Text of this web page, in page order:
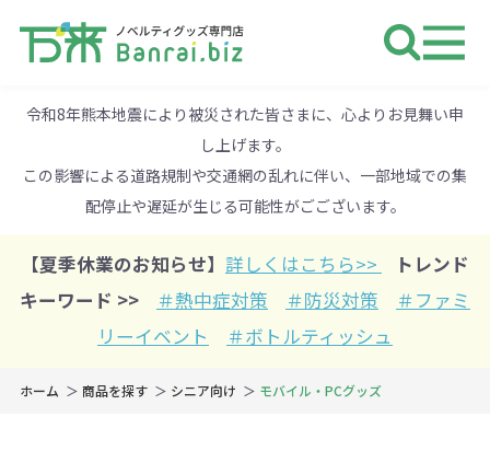
令和8年熊本地震により被災された皆さまに、心よりお見舞い申
し上げます。
この影響による道路規制や交通網の乱れに伴い、一部地域での集
配停止や遅延が生じる可能性がごございます。
【夏季休業のお知らせ】 詳しくはこちら>>
トレンド
キーワード >>
＃熱中症対策 ＃防災対策
＃ファミ
リーイベント
＃ボトルティッシュ
ホーム 商品を探す シニア向け モバイル・PCグッズ